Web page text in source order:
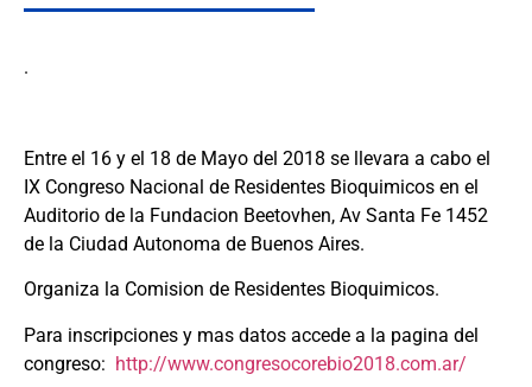
.
Entre el 16 y el 18 de Mayo del 2018 se llevara a cabo el
IX Congreso Nacional de Residentes Bioquimicos en el
Auditorio de la Fundacion Beetovhen, Av Santa Fe 1452
de la Ciudad Autonoma de Buenos Aires.
Organiza la Comision de Residentes Bioquimicos.
Para inscripciones y mas datos accede a la pagina del
congreso: http://www.congresocorebio2018.com.ar/